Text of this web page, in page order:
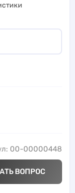
00-00000448
ВОПРОС